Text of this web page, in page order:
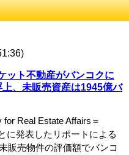
ット不動産がバンコクに
、未販売資産は1945億バ
Real Estate Affairs＝
に発表したリポートによる
販売物件の評価額でバンコ